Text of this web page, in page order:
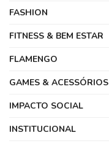
FASHION
FITNESS & BEM ESTAR
FLAMENGO
GAMES & ACESSÓRIOS
IMPACTO SOCIAL
INSTITUCIONAL